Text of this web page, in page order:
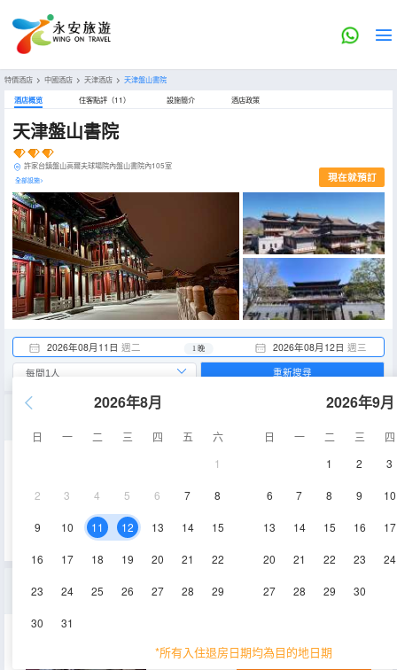
特價酒店 > 中國酒店 > 天津酒店 > 天津盤山書院
酒店概览 住客點評（11） 設施簡介 酒店政策
天津盤山書院
許家台鎮盤山高爾夫球場院內盤山書院內105室
全部設施> 現在就預訂
2026年08月11日 週二 2026年08月12日 週三
1 晚
2026年8月
日 一 二 三 四 五
六
1
2 3 4 5 6 7 8
9 10 11 12 13 14 15
16 17 18 19 20 21 22
23 24 25 26 27 28 29
30 31
2026年9月
日 一 二 三
四
1
2 3
6 7 8 9 10
13 14 15 16 17
20 21 22 23 24
27 28 29 30
*所有入住退房日期均為目的地日期
重新搜尋
空調
棲雲閣豪華套房
70㎡ 3層 空調